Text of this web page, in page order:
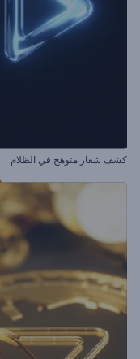
كشف شعار متوهج في الظلام